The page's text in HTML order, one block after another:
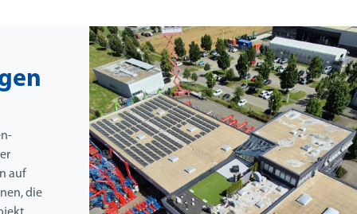
auf
die